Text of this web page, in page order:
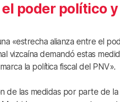
poder político
«estrecha alianza entre el
vizcaína demandó estas
la política fiscal del PNV».
de las medidas por parte de